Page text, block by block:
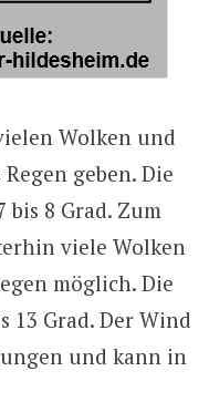
Wolken und
geben. Die
8 Grad. Zum
viele Wolken
möglich. Die
13 Grad. Der Wind
und kann in